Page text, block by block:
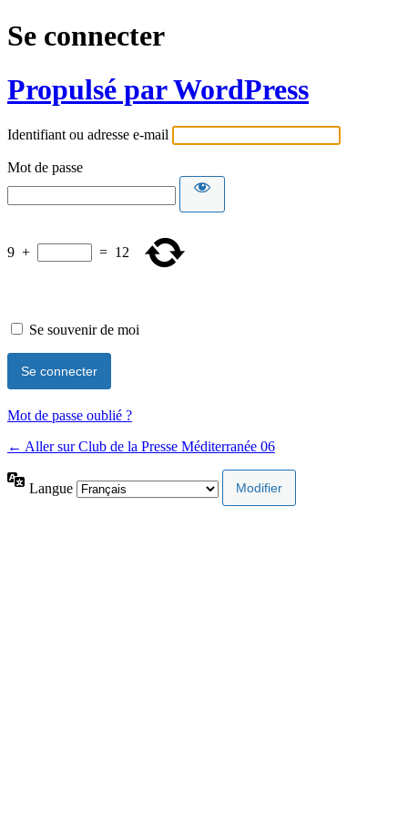
Se connecter
Propulsé par WordPress
Identifiant ou adresse e-mail
Mot de passe
9 + = 12
Se souvenir de moi
Mot de passe oublié ?
← Aller sur Club de la Presse Méditerranée 06
Langue